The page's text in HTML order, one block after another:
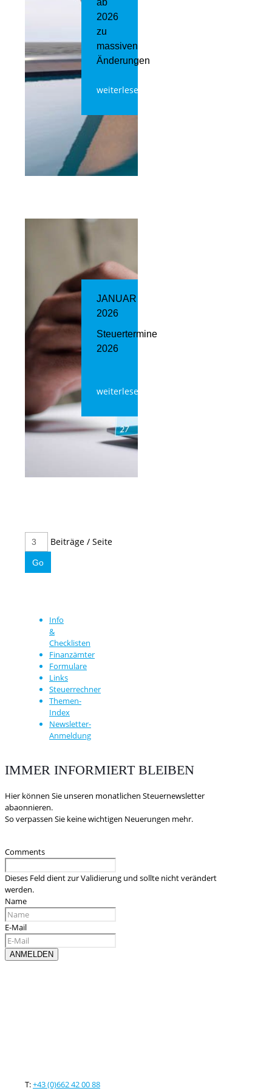
2026
zu
massiven
Änderungen
weiterlesen
JANUAR
2026
Steuertermine
2026
weiterlesen
Beiträge / Seite
Info
&
Checklisten
Finanzämter
Formulare
Links
Steuerrechner
Themen-
Index
Newsletter-
Anmeldung
IMMER INFORMIERT BLEIBEN
Hier können Sie unseren monatlichen Steuernewsletter
abaonnieren.
So verpassen Sie keine wichtigen Neuerungen mehr.
Comments
Dieses Feld dient zur Validierung und sollte nicht verändert
werden.
Name
E-Mail
T:+43 (0)662 42 00 88